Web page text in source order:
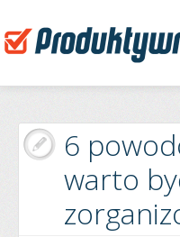
Start
30-dniowe wyzwania
6
warto